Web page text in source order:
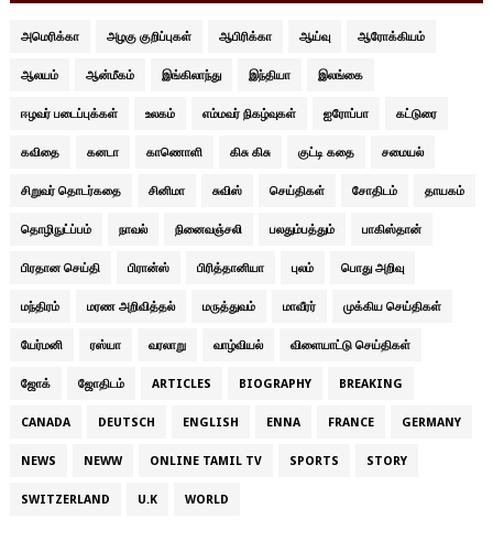
அமெரிக்கா அழகு குறிப்புகள் ஆபிரிக்கா ஆய்வு ஆரோக்கியம்
ஆலயம் ஆன்மீகம் இங்கிலாந்து இந்தியா இலங்கை
ஈழவர் படைப்புக்கள் உலகம் எம்மவர் நிகழ்வுகள் ஐரோப்பா கட்டுரை
கவிதை கனடா காணொளி கிசு கிசு குட்டி கதை சமையல்
சிறுவர் தொடர்கதை சினிமா சுவிஸ் செய்திகள் சோதிடம் தாயகம்
தொழிநுட்ப்பம் நாவல் நினைவஞ்சலி பலதும்பத்தும் பாகிஸ்தான்
பிரதான செய்தி பிரான்ஸ் பிரித்தானியா புலம் பொது அறிவு
மந்திரம் மரண அறிவித்தல் மருத்துவம் மாவீரர் முக்கிய செய்திகள்
யேர்மனி ரஸ்யா வரலாறு வாழ்வியல் விளையாட்டு செய்திகள்
ஜோக் ஜோதிடம் ARTICLES BIOGRAPHY BREAKING
CANADA DEUTSCH ENGLISH ENNA FRANCE GERMANY
NEWS NEWW ONLINE TAMIL TV SPORTS STORY
SWITZERLAND U.K WORLD